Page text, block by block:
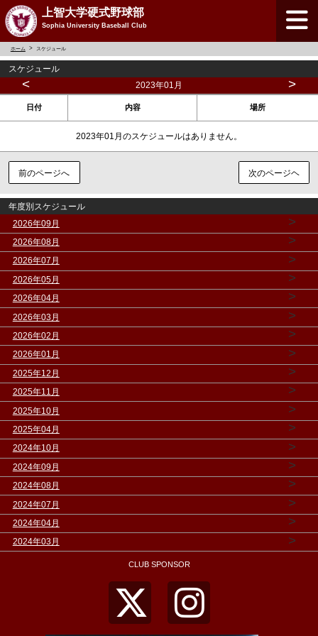
上智大学硬式野球部
Sophia University Baseball Club
ホーム スケジュール
スケジュール
< 2023年01月 >
日付 内容 場所
2023年01月のスケジュールはありません。
前のページへ 次のページヘ
年度別スケジュール
2026年09月
>
2026年08月 >
2026年07月 >
2026年05月 >
2026年04月 >
2026年03月 >
2026年02月 >
2026年01月 >
2025年12月 >
2025年11月 >
2025年10月 >
2025年04月 >
2024年10月 >
2024年09月 >
2024年08月 >
2024年07月 >
2024年04月 >
2024年03月 >
CLUB SPONSOR